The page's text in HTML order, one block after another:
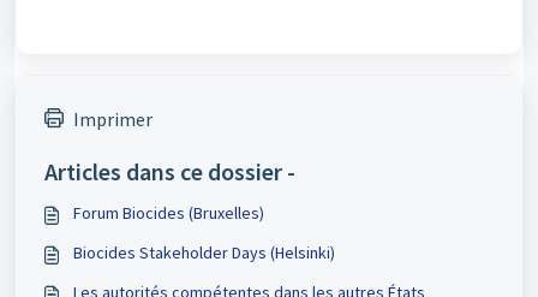
Imprimer
Articles dans ce dossier -
Forum Biocides (Bruxelles)
Biocides Stakeholder Days (Helsinki)
Les autorités compétentes dans les autres États